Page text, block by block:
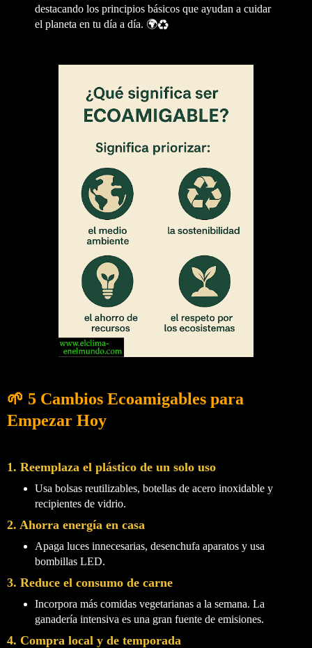
destacando los principios básicos que ayudan a cuidar
el planeta en tu día a día. 🌍♻️
🌱 5 Cambios Ecoamigables para
Empezar Hoy
1. Reemplaza el plástico de un solo uso
Usa bolsas reutilizables, botellas de acero inoxidable y
recipientes de vidrio.
2. Ahorra energía en casa
Apaga luces innecesarias, desenchufa aparatos y usa
bombillas LED.
3. Reduce el consumo de carne
Incorpora más comidas vegetarianas a la semana. La
ganadería intensiva es una gran fuente de emisiones.
4. Compra local y de temporada